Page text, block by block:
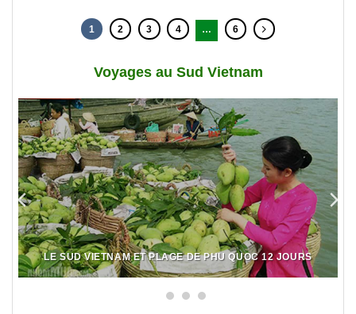
1 2 3 4 … 6
Voyages au Sud Vietnam
LE SUD VIETNAM ET PLAGE DE PHU QUOC 12 JOURS